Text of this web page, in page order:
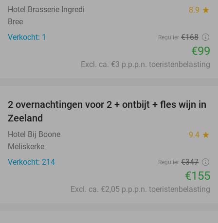
Hotel Brasserie Ingredi 8.9 star
Bree
Verkocht: 1
Regulier €168
€99
Excl. ca. €3 p.p.p.n. toeristenbelasting
55%
2 overnachtingen voor 2 + ontbijt + fles wijn in
Zeeland
Hotel Bij Boone 9.4 star
Meliskerke
Verkocht: 214
Regulier €347
€155
Excl. ca. €2,05 p.p.p.n. toeristenbelasting